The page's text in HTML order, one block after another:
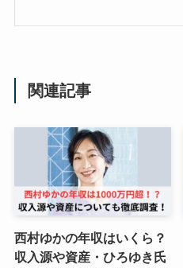
関連記事
西村ゆかの年収はいくら？
収入源や資産・ひろゆき氏